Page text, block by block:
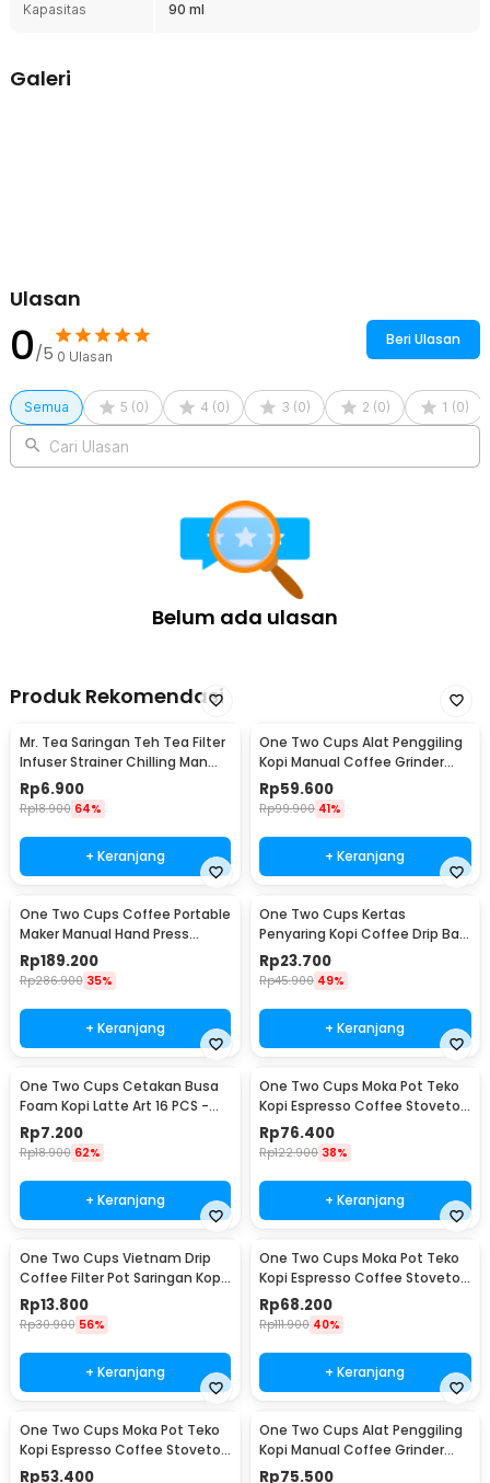
bebas dari risiko tersengat panas.
Rincian yang Anda dapatkan untuk pembelian produk ini:
Kapasitas 90 ml
Galeri
Ulasan
0/5 0 Ulasan
Beri Ulasan
Semua 5 (0) 4 (0) 3 (0) 2 (0) 1 (0)
Cari Ulasan
Belum ada ulasan
Produk Rekomendasi
Mr. Tea Saringan Teh Tea Filter
Infuser Strainer Chilling Man
Silicon - MR03
Rp6.900
Rp18.900 64%
+ Keranjang
One Two Cups Alat Penggiling
Kopi Manual Coffee Grinder
Portable - WFCG9800
Rp59.600
Rp99.900 41%
+ Keranjang
One Two Cups Coffee Portable
Maker Manual Hand Press
Espresso 300ml - T35066
Rp189.200
Rp286.900 35%
+ Keranjang
One Two Cups Kertas
Penyaring Kopi Coffee Drip Bag
Paper Filter 50PCS - T111
Rp23.700
Rp45.900 49%
+ Keranjang
One Two Cups Cetakan Busa
Foam Kopi Latte Art 16 PCS -
JJYE01
Rp7.200
Rp18.900 62%
+ Keranjang
One Two Cups Moka Pot Teko
Kopi Espresso Coffee Stovetop
6 Cup 300ml - Z20
Rp76.400
Rp122.900 38%
+ Keranjang
One Two Cups Vietnam Drip
Coffee Filter Pot Saringan Kopi
180ml 8Q - LC1
Rp13.800
Rp30.900 56%
+ Keranjang
One Two Cups Moka Pot Teko
Kopi Espresso Coffee Stovetop
4 Cup 200ml - Z20
Rp68.200
Rp111.900 40%
+ Keranjang
One Two Cups Moka Pot Teko
Kopi Espresso Coffee Stovetop
2 Cup 100ml - Z20
Rp53.400
One Two Cups Alat Penggiling
Kopi Manual Coffee Grinder
Wood - 16290
Rp75.500